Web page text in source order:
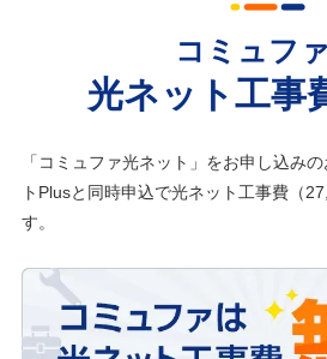
コミュフ
光ネット工事
「コミュファ光ネット」をお申し込み
トPlusと同時申込で光ネット工事費（
す。